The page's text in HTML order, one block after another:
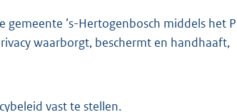
gemeente ’s-Hertogenbosch middels het
waarborgt, beschermt en handhaaft,
vast te stellen.